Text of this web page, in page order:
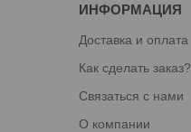
ИНФОРМАЦИЯ
Доставка и оплата
Как сделать заказ?
Связаться с нами
О компании